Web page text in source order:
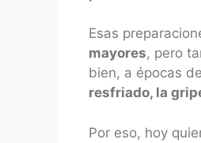
Esas
mayores, pero
bien, a épocas
resfriado, la
Por eso, hoy